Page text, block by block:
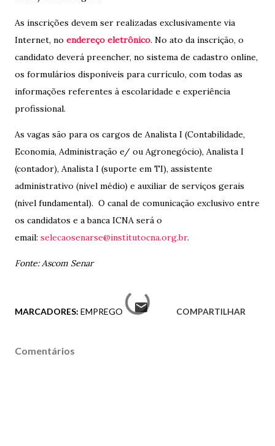
As inscrições devem ser realizadas exclusivamente via
Internet, no endereço eletrônico. No ato da inscrição, o
candidato deverá preencher, no sistema de cadastro online,
os formulários disponíveis para currículo, com todas as
informações referentes à escolaridade e experiência
profissional.
As vagas são para os cargos de Analista I (Contabilidade,
Economia, Administração e/ ou Agronegócio), Analista I
(contador), Analista I (suporte em TI), assistente
administrativo (nível médio) e auxiliar de serviços gerais
(nível fundamental). O canal de comunicação exclusivo entre
os candidatos e a banca ICNA será o
email: selecaosenarse@institutocna.org.br.
Fonte: Ascom Senar
MARCADORES: EMPREGO COMPARTILHAR
Comentários